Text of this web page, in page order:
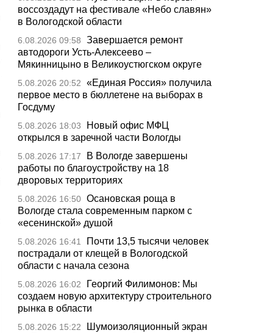
воссоздадут на фестивале «Небо славян»
в Вологодской области
6.08.2026 09:58
Завершается ремонт
автодороги Усть-Алексеево –
Мякинницыно в Великоустюгском округе
5.08.2026 20:52
«Единая Россия» получила
первое место в бюллетене на выборах в
Госдуму
5.08.2026 18:03
Новый офис МФЦ
открылся в заречной части Вологды
5.08.2026 17:17
В Вологде завершены
работы по благоустройству на 18
дворовых территориях
5.08.2026 16:50 Осановская роща в
Вологде стала современным парком с
«есенинской» душой
5.08.2026 16:41
Почти 13,5 тысячи человек
пострадали от клещей в Вологодской
области с начала сезона
5.08.2026 16:02
Георгий Филимонов: Мы
создаем новую архитектуру строительного
рынка в области
5.08.2026 15:22
Шумоизоляционный экран